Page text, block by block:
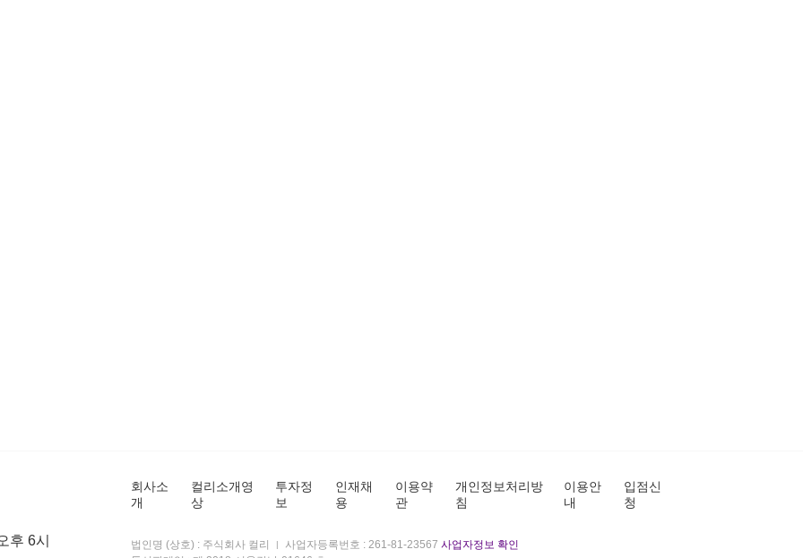
후 6시
회사소
개
컬리소개영
상
투자정
보
인재채
용
이용약
관
개인정보처리방
침
이용안
내
입점신
청
법인명 (상호) : 주식회사 컬리 사업자등록번호 : 261-81-23567 사업자정보 확인